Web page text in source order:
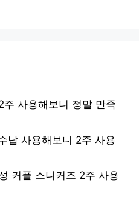
사용해보니 정말 만족
납 사용해보니 2주 사용
커플 스니커즈 2주 사용